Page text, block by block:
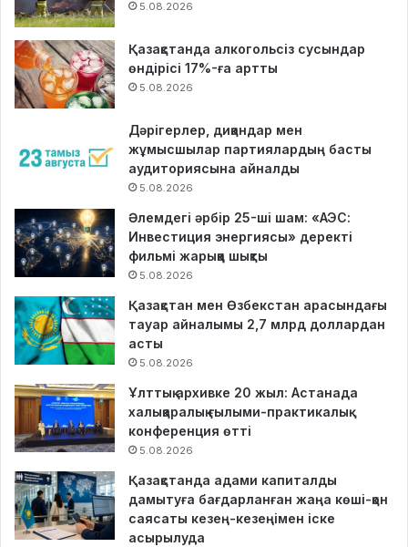
5.08.2026
Қазақстанда алкогольсіз сусындар
өндірісі 17%-ға артты
5.08.2026
Дәрігерлер, диқандар мен
жұмысшылар партиялардың басты
аудиториясына айналды
5.08.2026
Әлемдегі әрбір 25-ші шам: «АЭС:
Инвестиция энергиясы» деректі
фильмі жарыққа шықты
5.08.2026
Қазақстан мен Өзбекстан арасындағы
тауар айналымы 2,7 млрд доллардан
асты
5.08.2026
Ұлттық архивке 20 жыл: Астанада
халықаралық ғылыми-практикалық
конференция өтті
5.08.2026
Қазақстанда адами капиталды
дамытуға бағдарланған жаңа көші-қон
саясаты кезең-кезеңімен іске
асырылуда